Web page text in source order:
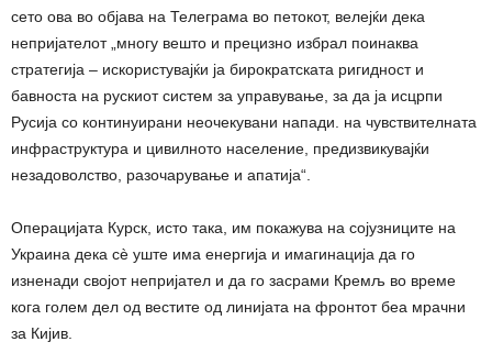
сето ова во објава на Телеграма во петокот, велејќи дека
непријателот „многу вешто и прецизно избрал поинаква
стратегија – искористувајќи ја бирократската ригидност и
бавноста на рускиот систем за управување, за да ја исцрпи
Русија со континуирани неочекувани напади. на чувствителната
инфраструктура и цивилното население, предизвикувајќи
незадоволство, разочарување и апатија“.
Операцијата Курск, исто така, им покажува на сојузниците на
Украина дека сè уште има енергија и имагинација да го
изненади својот непријател и да го засрами Кремљ во време
кога голем дел од вестите од линијата на фронтот беа мрачни
за Кијив.